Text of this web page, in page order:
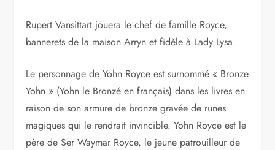
Rupert Vansittart jouera le chef de famille Royce,
bannerets de la maison Arryn et fidèle à Lady Lysa.
Le personnage de Yohn Royce est surnommé « Bronze
Yohn » (Yohn le Bronzé en français) dans les livres en
raison de son armure de bronze gravée de runes
magiques qui le rendrait invincible. Yohn Royce est le
père de Ser Waymar Royce, le jeune patrouilleur de